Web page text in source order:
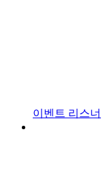
이벤트 리스너